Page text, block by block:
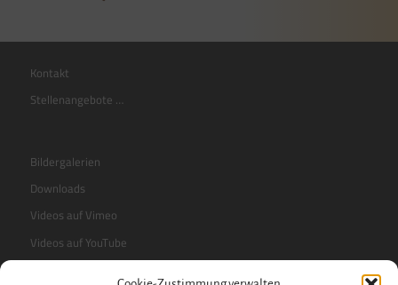
Kontakt
Stellenangebote …
Bildergalerien
Downloads
Videos auf Vimeo
Videos auf YouTube